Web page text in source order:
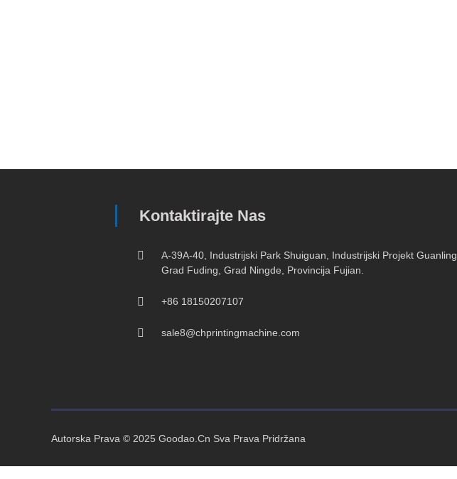
Kontaktirajte Nas
A-39A-40, Industrijski Park Shuiguan, Industrijski Projekt Guanling,
Grad Fuding, Grad Ningde, Provincija Fujian.
+86 18150207107
sale8@chprintingmachine.com
Autorska Prava © 2025 Goodao.Cn Sva Prava Pridržana